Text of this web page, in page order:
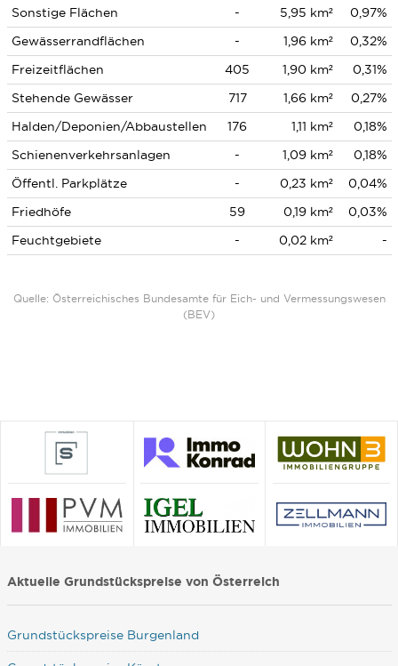
Sonstige Flächen
- 5,95 km²
0,97%
Gewässerrandflächen
- 1,96 km²
0,32%
Freizeitflächen
405 1,90 km²
0,31%
Stehende Gewässer
717 1,66 km²
0,27%
Halden/Deponien/Abbaustellen
176 1,11 km²
0,18%
Schienenverkehrsanlagen
- 1,09 km²
0,18%
Öffentl. Parkplätze
- 0,23 km²
0,04%
Friedhöfe
59 0,19 km²
0,03%
Feuchtgebiete
- 0,02 km² -
Quelle: Österreichisches Bundesamte für Eich- und Vermessungswesen
(BEV)
Aktuelle Grundstückspreise von Österreich
Grundstückspreise Burgenland